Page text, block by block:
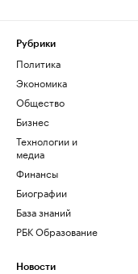
Рубрики
Политика
Экономика
Общество
Бизнес
Технологии и
медиа
Финансы
Биографии
База знаний
РБК Образование
Новости